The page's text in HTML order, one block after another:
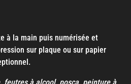
à la main puis numérisée et
sur plaque ou sur papier